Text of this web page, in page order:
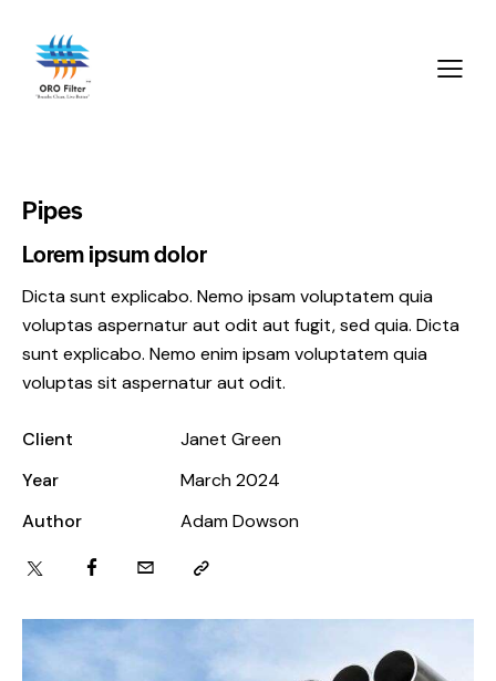
Pipes
Lorem ipsum dolor
Dicta sunt explicabo. Nemo ipsam voluptatem quia
voluptas aspernatur aut odit aut fugit, sed quia. Dicta
sunt explicabo. Nemo enim ipsam voluptatem quia
voluptas sit aspernatur aut odit.
Client
Janet Green
Year
March 2024
Author
Adam Dowson